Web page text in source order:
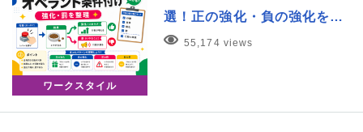
ワークスタイル
選！正の強化・負の強化を…
55,174 views